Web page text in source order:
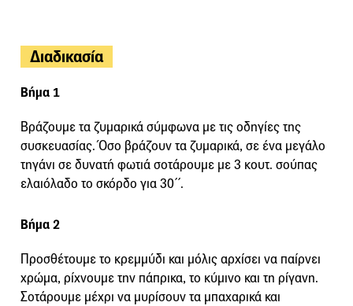
Διαδικασία
Βήμα 1
Βράζουμε τα ζυμαρικά σύμφωνα με τις οδηγίες της
συσκευασίας. Όσο βράζουν τα ζυμαρικά, σε ένα μεγάλο
τηγάνι σε δυνατή φωτιά σοτάρουμε με 3 κουτ. σούπας
ελαιόλαδο το σκόρδο για 30΄΄.
Βήμα 2
Προσθέτουμε το κρεμμύδι και μόλις αρχίσει να παίρνει
χρώμα, ρίχνουμε την πάπρικα, το κύμινο και τη ρίγανη.
Σοτάρουμε μέχρι να μυρίσουν τα μπαχαρικά και